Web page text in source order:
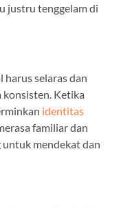
justru tenggelam di
harus selaras dan
konsisten. Ketika
identitas
familiar dan
mendekat dan